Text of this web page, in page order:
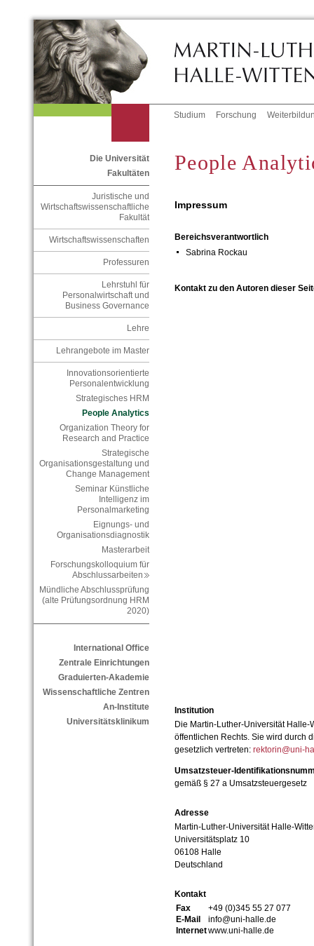
Studium Forschung
Die Universität
Fakultäten
Juristische und
Wirtschaftswissenschaftliche
Fakultät
Wirtschaftswissenschaften
Professuren
Lehrstuhl für
Personalwirtschaft und
Business Governance
Lehre
Lehrangebote im Master
Innovationsorientierte
Personalentwicklung
Strategisches HRM
People Analytics
Organization Theory for
Research and Practice
Strategische
Organisationsgestaltung und
Change Management
Seminar Künstliche
Intelligenz im
Personalmarketing
Eignungs- und
Organisationsdiagnostik
Masterarbeit
Forschungskolloquium für
Abschlussarbeiten
Mündliche Abschlussprüfung
(alte Prüfungsordnung HRM
2020)
International Office
Zentrale Einrichtungen
Graduierten-Akademie
Wissenschaftliche Zentren
An-Institute
Universitätsklinikum
People
Impressum
Bereichsverantwortlich
Sabrina Rockau
Kontakt zu den Autoren dieser
Institution
Die Martin-Luther-Universität
öffentlichen Rechts. Sie wird durch
gesetzlich vertreten: rektorin@uni-
Umsatzsteuer-
gemäß § 27 a Umsatzsteuergesetz
Adresse
Martin-Luther-Universität Halle-
Universitätsplatz 10
06108 Halle
Deutschland
Kontakt
Fax
+49 (0)345 55 27 077
E-Mail
info@uni-halle.de
Internetwww.uni-halle.de